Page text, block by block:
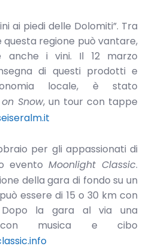
ai piedi delle Dolomiti”. Tra
regione può vantare,
anche i vini. Il 12 marzo
di questi prodotti e
locale, è stato
Snow, un tour con tappe
per gli appassionati di
evento Moonlight Classic.
della gara di fondo su un
essere di 15 o 30 km con
Dopo la gara al via una
con musica e cibo